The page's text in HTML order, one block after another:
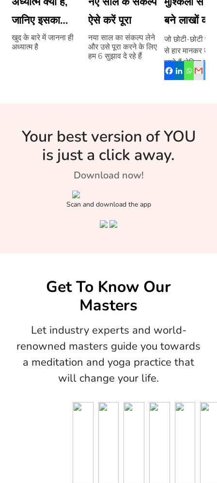
जानिए इसका
विज्ञान
खुद के बारे में जानना ही
अध्यात्म है
ऐसे करें पूरा
नया साल का संकल्प लेने
और उसे पूरा करने के लिए
हम 6 सुझाव दे रहे हैं
बने लाखों की
प्रेरणा
जो छोटी-छोटी
से हार मानकर
जाते हैं लेकिन कुछ
ऐसे भी हैं, जो
Your best version of YOU
is just a click away.
Download now!
Scan and download the app
Get To Know Our
Masters
Let industry experts and world-
renowned masters guide you towards
a meditation and yoga practice that
will change your life.